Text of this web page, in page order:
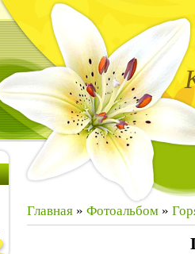
Главная » Фотоальбом »